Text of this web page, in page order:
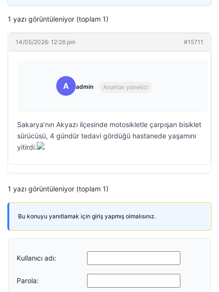
1 yazı görüntüleniyor (toplam 1)
14/05/2026: 12:26 pm #15711
A admin Anahtar yönetici
Sakarya’nın Akyazı ilçesinde motosikletle çarpışan bisiklet
sürücüsü, 4 gündür tedavi gördüğü hastanede yaşamını
yitirdi.
1 yazı görüntüleniyor (toplam 1)
Bu konuyu yanıtlamak için giriş yapmış olmalısınız.
Kullanıcı adı:
Parola: